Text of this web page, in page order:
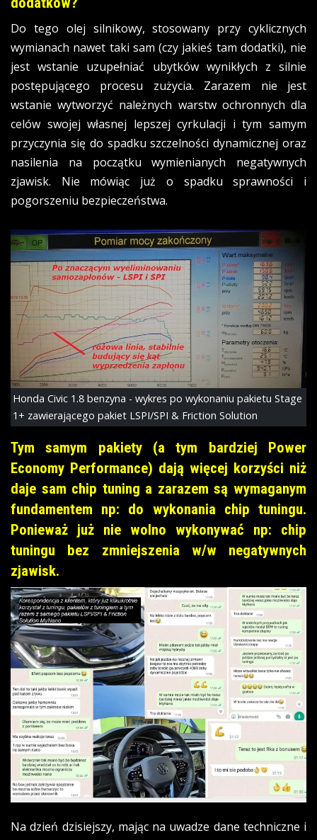
Do tego olej silnikowy, stosowany przy cyklicznych
wymianach nawet taki sam (czy jakieś tam dodatki), nie
jest wstanie uzupełniać ubytków wynikłych z silnie
postępującego procesu zużycia. Zarazem nie jest
wstanie wytworzyć należnych warstw ochronnych dla
celów swojej własnej lepszej cyrkulacji i tym samym
przyczynia się do spadku szczelności dynamicznej oraz
nasilenia na początku wymienianych negatywnych
zjawisk. Nie mówiąc już o spadku sprawności i
pogorszeniu bezpieczeństwa.
Honda Civic 1.8 benzyna - wykres po wykonaniu pakietu Stage
1+ zawierającego pakiet LSPI/SPI & Friction Solution
Tym samym pakiety (a tym bardziej Power
Economy Performance) dają więcej korzyści niż
daje sam chip tuning a zarazem są wymaganym
fundamentem np: do wykonania chip tuningu.
Ponieważ już nie wolno wykonywać np: chip
tuningu bez zmniejszenia w/w negatywnych
zjawisk.
Na dzień dzisiejszy, mając na uwadze dane techniczne i